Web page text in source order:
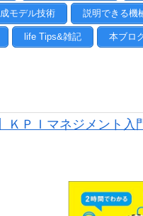
モデル技術 説明できる機
life Tips&雑記 本ブロ
ＫＰＩマネジメント